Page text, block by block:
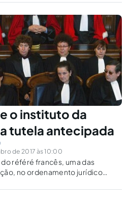
o instituto da
tutela antecipada
de 2017 às 10:00
référé francês, uma das
no ordenamento jurídico